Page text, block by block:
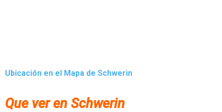
Ubicación en el Mapa de Schwerin
Que ver en Schwerin